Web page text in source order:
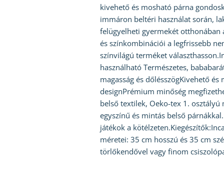
kivehető és mosható párna
immáron beltéri használat során,
felügyelheti gyermekét otthonában
és színkombinációi a legfrissebb
színvilágú terméket
használható Természetes,
magasság és dőlésszögKivehető
designPrémium minőség
belső textilek, Oeko-tex 1. osztályú
egyszínű és mintás belső
játékok a
méretei: 35 cm hosszú és 35 cm
törlőkendővel vagy finom